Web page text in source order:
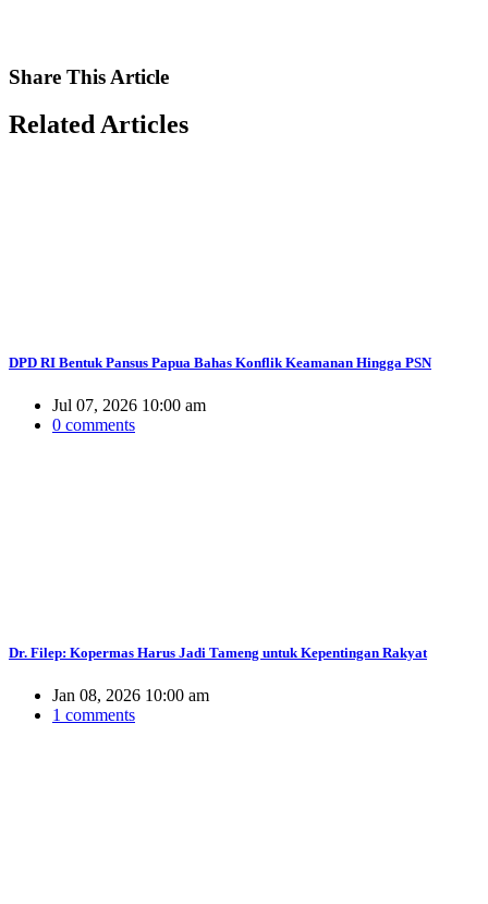
Share This Article
RelatedArticles
DPD RI Bentuk Pansus Papua Bahas Konflik Keamanan Hingga PSN
Jul 07, 2026 10:00 am
0 comments
Dr. Filep: Kopermas Harus Jadi Tameng untuk Kepentingan Rakyat
Jan 08, 2026 10:00 am
1 comments